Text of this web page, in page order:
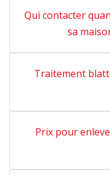
Qui contacter
sa
Traitement
Prix pour